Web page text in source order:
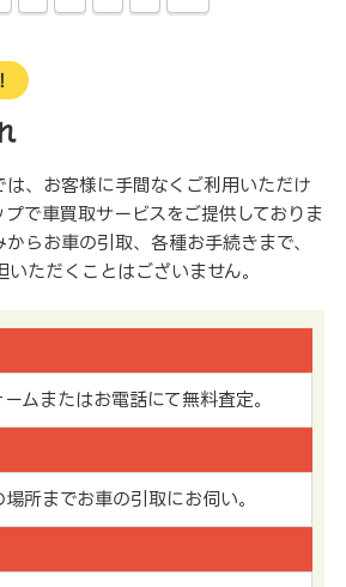
は、お客様に手間なくご利用いただけ
で車買取サービスをご提供しておりま
らお車の引取、各種お手続きまで、
ただくことはございません。
ムまたはお電話にて無料査定。
所までお車の引取にお伺い。